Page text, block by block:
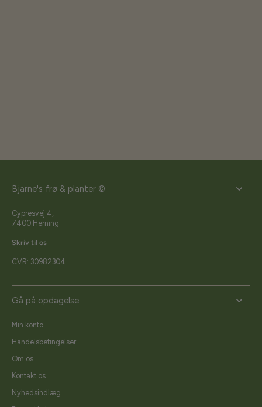
Bjarne's frø & planter ©
Cypresvej 4,
7400 Herning
Skriv til os
CVR: 30982304
Gå på opdagelse
Min konto
Handelsbetingelser
Om os
Kontakt os
Nyhedsindlæg